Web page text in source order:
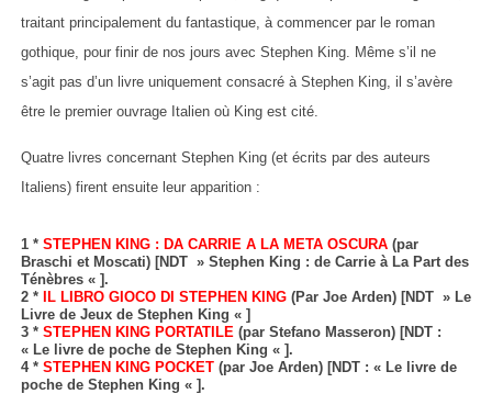
traitant principalement du fantastique, à commencer par le roman
gothique, pour finir de nos jours avec Stephen King. Même s’il ne
s’agit pas d’un livre uniquement consacré à Stephen King, il s’avère
être le premier ouvrage Italien où King est cité.
Quatre livres concernant Stephen King (et écrits par des auteurs
Italiens) firent ensuite leur apparition :
1 * STEPHEN KING : DA CARRIE A LA META OSCURA(par
Braschi et Moscati) [NDT » Stephen King : de Carrie à La Part des
Ténèbres « ].
2 *
IL LIBRO GIOCO DI STEPHEN KING(Par Joe Arden) [NDT » Le
Livre de Jeux de Stephen King « ]
3 * STEPHEN KING PORTATILE(par Stefano Masseron) [NDT :
« Le livre de poche de Stephen King « ].
4 * STEPHEN KING POCKET(par Joe Arden) [NDT : « Le livre de
poche de Stephen King « ].